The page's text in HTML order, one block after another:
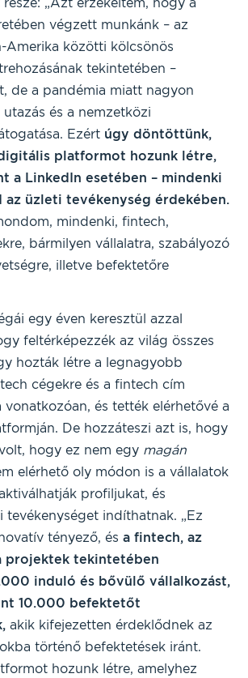
végzett munkánk – az
Amerika közötti kölcsönös
tekintetében –
de a pandémia miatt nagyon
és a nemzetközi
Ezért úgy döntöttünk,
platformot hozunk létre,
a LinkedIn esetében – mindenki
az üzleti tevékenység érdekében.
mindenki, fintech,
bármilyen vállalatra, szabályozó
illetve befektetőre
egy éven keresztül azzal
feltérképezzék az világ összes
hozták létre a legnagyobb
cégekre és a fintech cím
vonatkozóan, és tették elérhetővé a
De hozzáteszi azt is, hogy
hogy ez nem egy magán
elérhető oly módon is a vállalatok
profiljukat, és
tevékenységet indíthatnak. „Ez
tényező, és a fintech, az
projektek tekintetében
induló és bővülő vállalkozást,
10.000 befektetőt
akik kifejezetten érdeklődnek az
történő befektetések iránt.
hozunk létre, amelyhez